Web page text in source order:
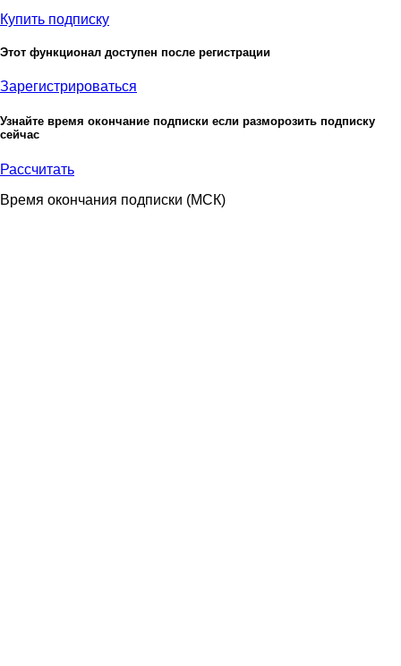
Купить подписку
Этот функционал доступен после регистрации
Зарегистрироваться
Узнайте время окончание подписки если разморозить подписку
сейчас
Рассчитать
Время окончания подписки (МСК)